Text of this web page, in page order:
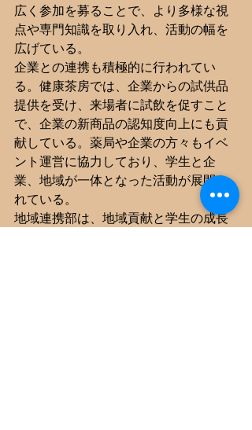
広く参加を募ることで、より多様な視
点や専門知識を取り入れ、活動の幅を
広げている。
企業との連携も積極的に行われてい
る。健康茶房では、企業からの試供品
提供を受け、来場者に試飲を促すこと
で、企業の新商品の認知度向上にも貢
献している。薬局や企業の方々もイベ
ント運営に協力しており、学生と企
業、地域が一体となった活動が展開さ
れている。
地域連携部は、地域貢献と学生の成長